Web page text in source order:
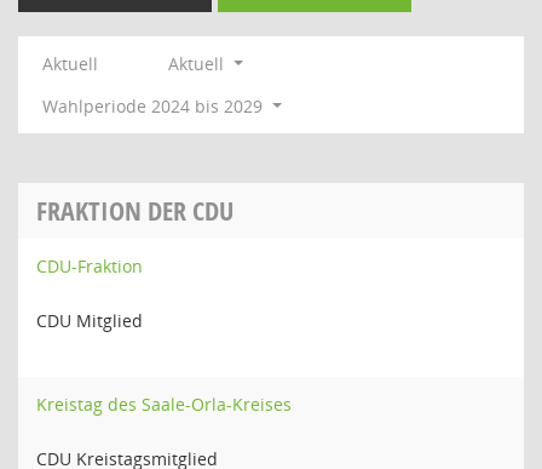
Aktuell
Aktuell
Wahlperiode 2024 bis 2029
FRAKTION DER CDU
CDU-Fraktion
CDU Mitglied
Kreistag des Saale-Orla-Kreises
CDU Kreistagsmitglied